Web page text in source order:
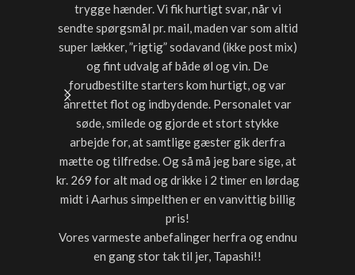
trygge hænder. Vi fik hurtigt svar, når vi
sendte spørgsmål pr. mail, maden var som altid
super lækker, ”rigtig” sodavand (ikke post mix)
og fint udvalg af både øl og vin. De
forudbestilte starters kom hurtigt, og var
anrettet flot og indbydende. Personalet var
søde, smilede og gjorde et stort stykke
arbejde for, at samtlige gæster gik derfra
mætte og tilfredse. Og så må jeg bare sige, at
kr. 269 for alt mad og drikke i 2 timer en lørdag
midt i Aarhus simpelthen er en vanvittig billig
pris!
Vores varmeste anbefalinger herfra og endnu
en gang stor tak til jer, Tapashi!!